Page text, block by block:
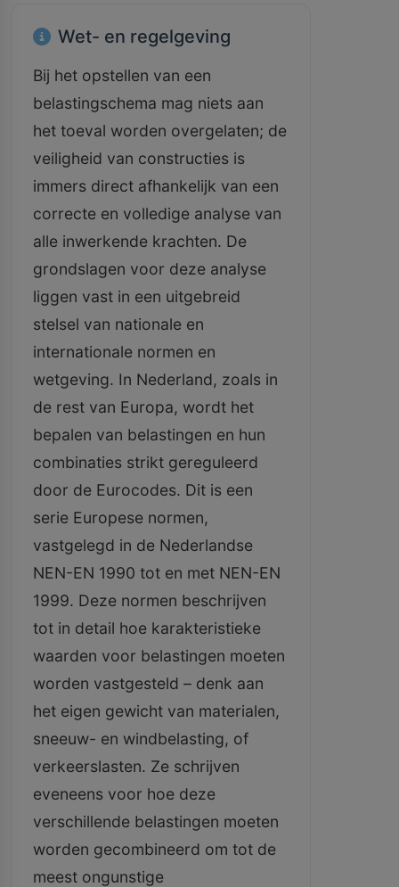
Wet- en regelgeving
Bij het opstellen van een
belastingschema mag niets aan
het toeval worden overgelaten; de
veiligheid van constructies is
immers direct afhankelijk van een
correcte en volledige analyse van
alle inwerkende krachten. De
grondslagen voor deze analyse
liggen vast in een uitgebreid
stelsel van nationale en
internationale normen en
wetgeving. In Nederland, zoals in
de rest van Europa, wordt het
bepalen van belastingen en hun
combinaties strikt gereguleerd
door de Eurocodes. Dit is een
serie Europese normen,
vastgelegd in de Nederlandse
NEN-EN 1990 tot en met NEN-EN
1999. Deze normen beschrijven
tot in detail hoe karakteristieke
waarden voor belastingen moeten
worden vastgesteld – denk aan
het eigen gewicht van materialen,
sneeuw- en windbelasting, of
verkeerslasten. Ze schrijven
eveneens voor hoe deze
verschillende belastingen moeten
worden gecombineerd om tot de
meest ongunstige